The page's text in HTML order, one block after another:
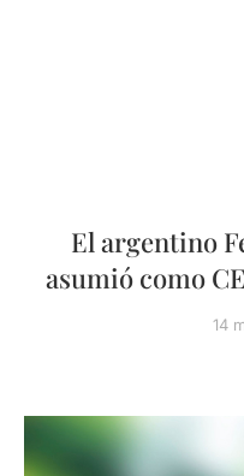
El argentino
asumió como
14